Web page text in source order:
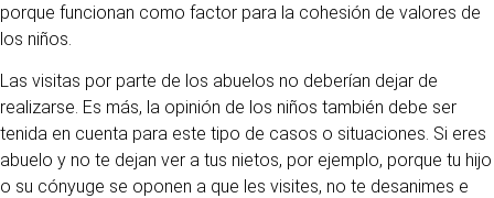
porque funcionan como factor para la cohesión de valores de
los niños.
Las visitas por parte de los abuelos no deberían dejar de
realizarse. Es más, la opinión de los niños también debe ser
tenida en cuenta para este tipo de casos o situaciones. Si eres
abuelo y no te dejan ver a tus nietos, por ejemplo, porque tu hijo
o su cónyuge se oponen a que les visites, no te desanimes e